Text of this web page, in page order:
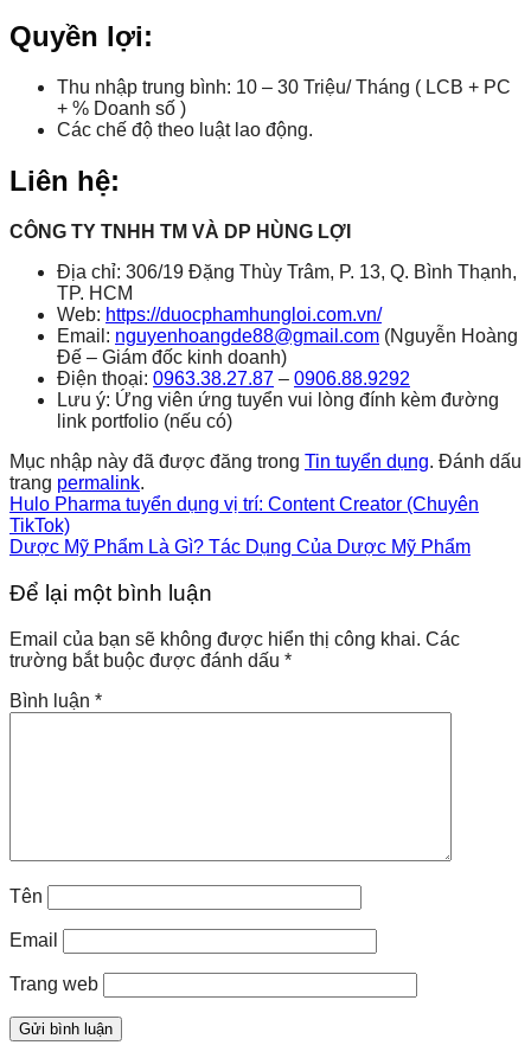
Quyền lợi:
Thu nhập trung bình: 10 – 30 Triệu/ Tháng ( LCB + PC
+ % Doanh số )
Các chế độ theo luật lao động.
Liên hệ:
CÔNG TY TNHH TM VÀ DP HÙNG LỢI
Địa chỉ: 306/19 Đặng Thùy Trâm, P. 13, Q. Bình Thạnh,
TP. HCM
Web: https://duocphamhungloi.com.vn/
Email: nguyenhoangde88@gmail.com (Nguyễn Hoàng
Đế – Giám đốc kinh doanh)
Điện thoại: 0963.38.27.87 – 0906.88.9292
Lưu ý: Ứng viên ứng tuyển vui lòng đính kèm đường
link portfolio (nếu có)
Mục nhập này đã được đăng trong Tin tuyển dụng. Đánh dấu
trang permalink.
Hulo Pharma tuyển dụng vị trí: Content Creator (Chuyên
TikTok)
Dược Mỹ Phẩm Là Gì? Tác Dụng Của Dược Mỹ Phẩm
Để lại một bình luận
Email của bạn sẽ không được hiển thị công khai. Các
trường bắt buộc được đánh dấu *
Bình luận *
Tên
Email
Trang web